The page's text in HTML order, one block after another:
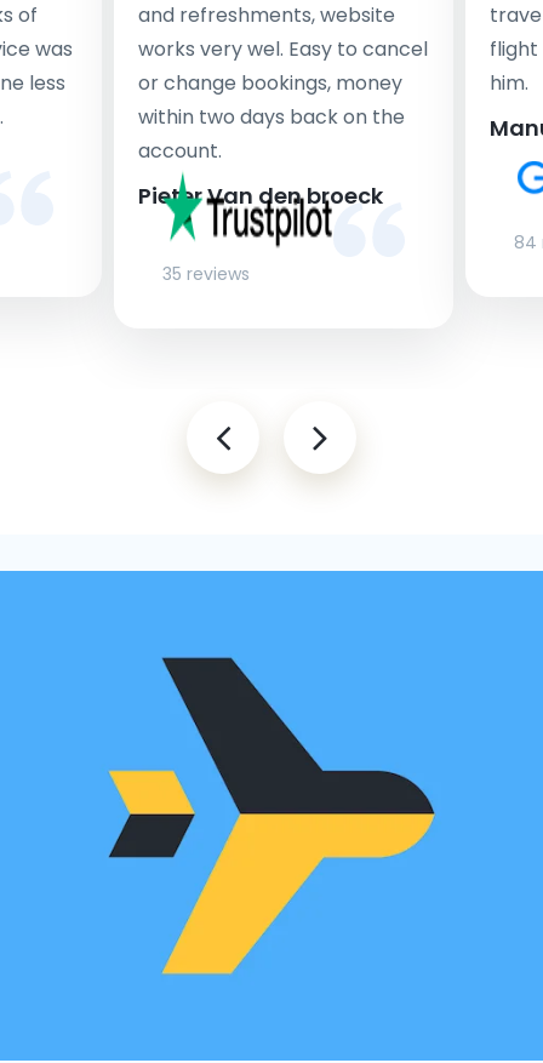
of
was
less
and refreshments, website
works very wel. Easy to cancel
or change bookings, money
within two days back on the
account.
Pieter Van den broeck
35 reviews
flight
him.
84